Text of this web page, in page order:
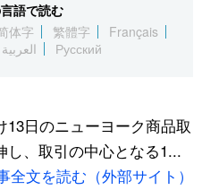
Русский
語で読む
体字 繁體字
Français
العربية Русский
13日のニューヨーク商品取
し、取引の中心となる1...
全文を読む（外部サイト）